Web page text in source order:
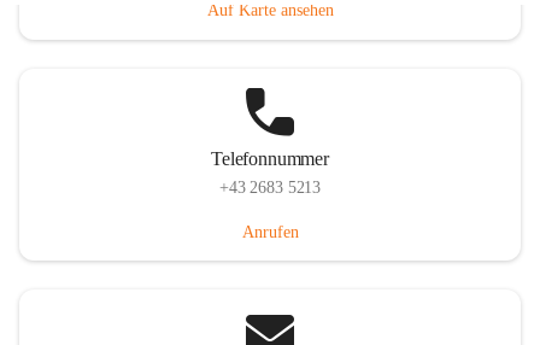
Auf Karte ansehen
Telefonnummer
+43 2683 5213
Anrufen